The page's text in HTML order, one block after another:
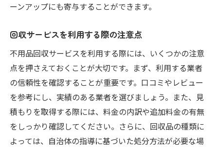
ーンアップにも寄与することができます。
回収サービスを利用する際の注意点
不用品回収サービスを利用する際には、いくつかの注意
点を押さえておくことが大切です。まず、利用する業者
の信頼性を確認することが重要です。口コミやレビュー
を参考にし、実績のある業者を選びましょう。また、見
積もりを取得する際には、料金の内訳や追加料金の有無
をしっかり確認してください。さらに、回収品の種類に
よっては、自治体の指導に基づいた処分方法が必要な場